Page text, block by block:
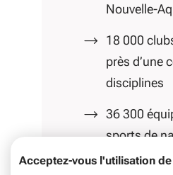
Acceptez-vous l'utilisation
Nouvelle-
18 000
près d’une
disciplines
36 300
sports de